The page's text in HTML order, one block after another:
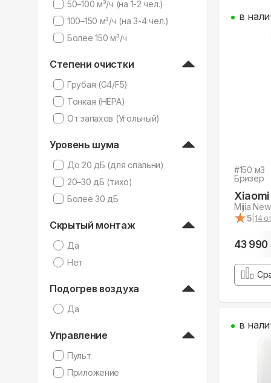
50–100 м³/ч (на 1-2 чел.)
100–150 м³/ч (на 3-4 чел.)
Более 150 м³/ч
Степени очистки
Грубая (G4/F5)
Тонкая (HEPA)
От запахов (Угольный)
Уровень шума
До 20 дБ (для спальни)
20–30 дБ (тихо)
Более 30 дБ
Скрытый монтаж
Да
Нет
Подогрев воздуха
Да
Управление
Пульт
Приложение
#150 м3
Бризер
Xiaomi
Mijia
★
★5 14
43 990
в
в